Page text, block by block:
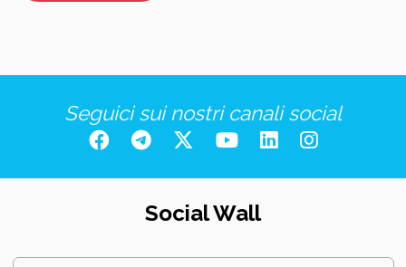
Seguici sui nostri canali social
Social Wall